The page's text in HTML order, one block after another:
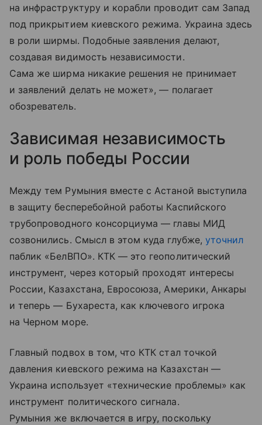
на инфраструктуру и корабли проводит сам Запад
под прикрытием киевского режима. Украина здесь
в роли ширмы. Подобные заявления делают,
создавая видимость независимости.
Сама же ширма никакие решения не принимает
и заявлений делать не может», — полагает
обозреватель.
Зависимая независимость
и роль победы России
Между тем Румыния вместе с Астаной выступила
в защиту бесперебойной работы Каспийского
трубопроводного консорциума — главы МИД
созвонились. Смысл в этом куда глубже, уточнил
паблик «БелВПО». КТК — это геополитический
инструмент, через который проходят интересы
России, Казахстана, Евросоюза, Америки, Анкары
и теперь — Бухареста, как ключевого игрока
на Черном море.
Главный подвох в том, что КТК стал точкой
давления киевского режима на Казахстан —
Украина использует «технические проблемы» как
инструмент политического сигнала.
Румыния же включается в игру, поскольку